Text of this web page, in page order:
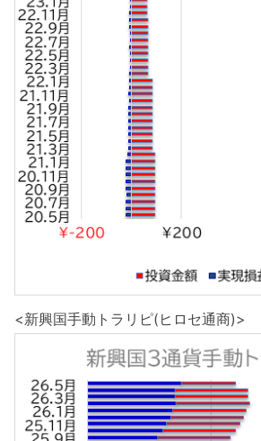
<新興国手動トラリピ(ヒロセ通商)>